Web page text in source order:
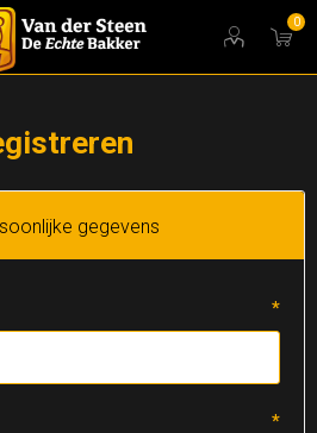
0
gegevens
*
*